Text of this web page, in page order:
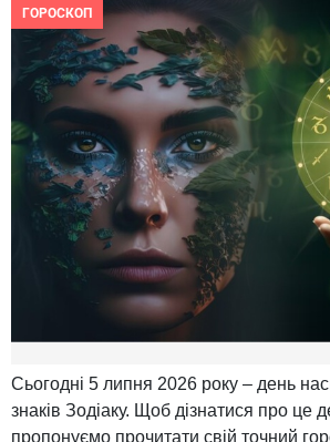
ГОРОСКОП
Сьогодні 5 липня 2026 року – день
знаків Зодіаку. Щоб дізнатися про це
пропонуємо прочитати свій точний